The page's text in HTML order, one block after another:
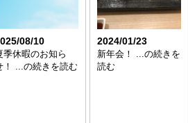
08/10
季休暇のお知ら
！ ...の続きを読む
2024/01/23
新年会！ ...の続きを
読む